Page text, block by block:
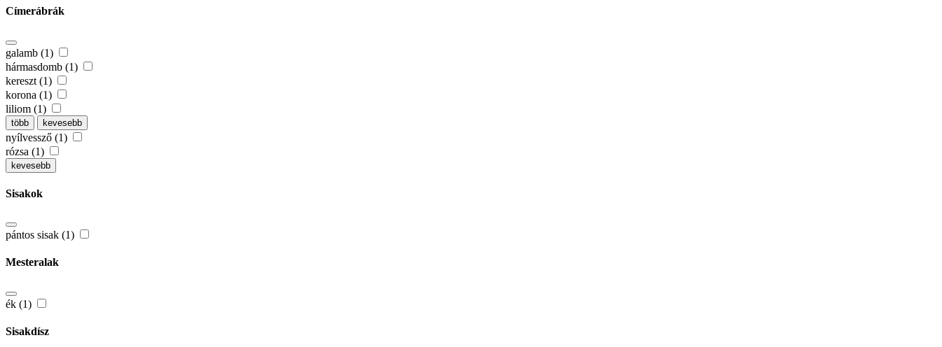
Címerábrák
galamb (1)
hármasdomb (1)
kereszt (1)
korona (1)
liliom (1)
több kevesebb
nyílvessző (1)
rózsa (1)
kevesebb
Sisakok
pántos sisak (1)
Mesteralak
ék (1)
Sisakdísz